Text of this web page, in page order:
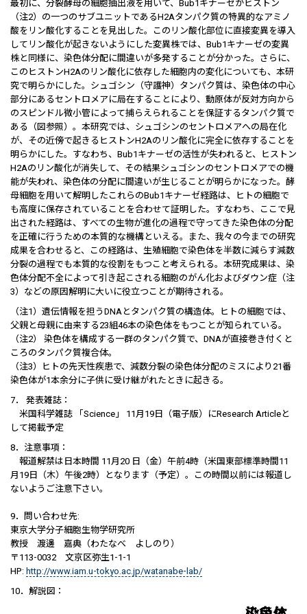
最初に、分裂酵母の細胞抽出液を用いて、Bub1キナーゼがヒストン
（注2）の一つのサブユニットであるH2Aタンパク質の特異的なアミノ
酸をリン酸化することを見出した。このリン酸化部位に直接変異を導入
してリン酸化が起きないようにした変異株では、Bub1キナーゼの変異
株と同様に、染色体分配に間違いが多発することが分かった。さらに、
このヒストンH2Aのリン酸化に依存した細胞内の変化についても、本研
究で明らかにした。シュゴシン（守護神）タンパク質は、染色体の中心
部分にあるセントロメアに局在することにより、動原体が反対方向から
のスピンドル微小管によって捕らえられることを保証するタンパク質で
ある（図参照）。本研究では、シュゴシンのセントロメアへの局在化
が、その近傍で起きるヒストンH2Aのリン酸化に完全に依存することを
明らかにした。すなわち、Bub1キナーゼの活性が失われると、ヒストン
H2Aのリン酸化が消失して、その結果シュゴシンのセントロメアでの機
能が失われ、染色体の分配に間違いが生じることが明らかになった。酵
母細胞を用いて解明したこれらのBub1キナーゼ経路は、ヒトの細胞で
も高度に保存されていることを合わせて証明した。すなわち、ここで見
出された経路は、すべての生物が進化の過程で守ってきた染色体の分配
を正確に行うための本質的な機構といえる。また、我々の今までの研究
成果を合わせると、この経路は、生殖細胞で染色体を半数に減らす減数
分裂の過程でも本質的な役割をもつこと考えられる。本研究成果は、染
色体分配不全によって引き起こされる細胞のがん化およびダウン症（注
3）などの原因解明に大いに役立つことが期待される。
（注1）遺伝情報を担うDNAとタンパク質の構造体。ヒトの細胞では、
父親と母親に由来する23組46本の染色体をもつことが知られている。
（注2） 染色体を構成する一群のタンパク質で、DNAが直接巻き付くと
ころのタンパク質複合体。
（注3）ヒトの先天性疾患で、減数分裂の染色体分配のミスにより21番
染色体が1本余分に子供に受け継がれたときに起きる。
7． 発表雑誌：
米国科学雑誌 「Science」 11月19日（電子版）にResearch Articleと
して掲載予定
8．注意事項：
報道解禁は日本時間 11月20 日（金）午前4時（米国東部標準時間11
月19日（木）午後2時）となります（予定）。この時間以前には報道し
ないようご注意下さい。
9．問い合わせ先:
東京大学分子細胞生物学研究所
教授 渡邊 嘉典（わたなべ よしのり）
〒113-0032 文京区弥生1-1-1
HP: http://www.iam.u-tokyo.ac.jp/watanabe-lab/
10．解説図：